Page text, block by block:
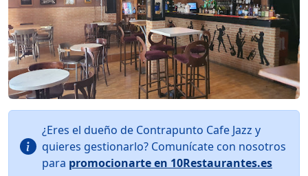
¿Eres el dueño de Contrapunto Cafe Jazz y
quieres gestionarlo? Comunícate con nosotros
para promocionarte en 10Restaurantes.es